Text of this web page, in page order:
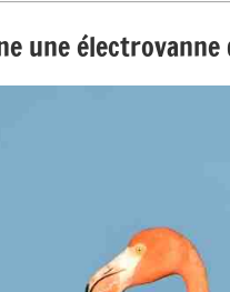
une électrovanne